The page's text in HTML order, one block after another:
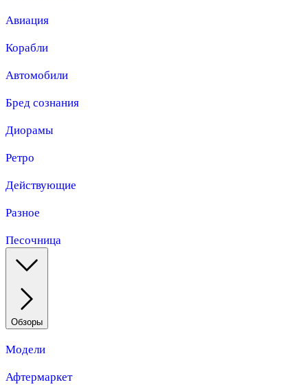
Авиация
Корабли
Автомобили
Бред сознания
Диорамы
Ретро
Действующие
Разное
Песочница
Обзоры
Модели
Афтермаркет